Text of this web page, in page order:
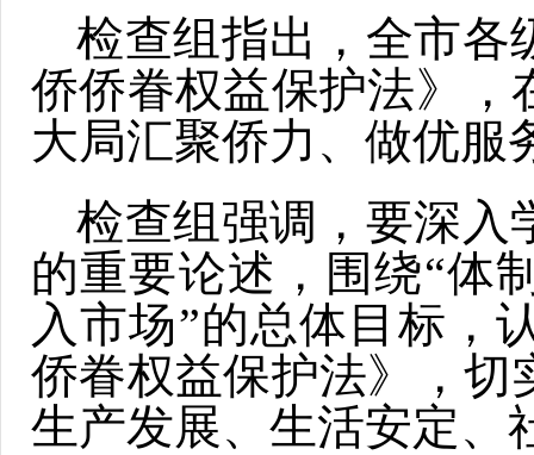
检查组指出，全市各
侨侨眷权益保护法》，
大局汇聚侨力、做优服
检查组强调，要深入
的重要论述，围绕“体
入市场”的总体目标，
侨眷权益保护法》，切
生产发展、生活安定、